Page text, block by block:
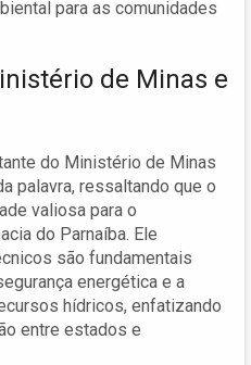
para as comunidades
de Minas e
do Ministério de Minas
palavra, ressaltando que o
valiosa para o
do Parnaíba. Ele
são fundamentais
energética e a
hídricos, enfatizando
entre estados e